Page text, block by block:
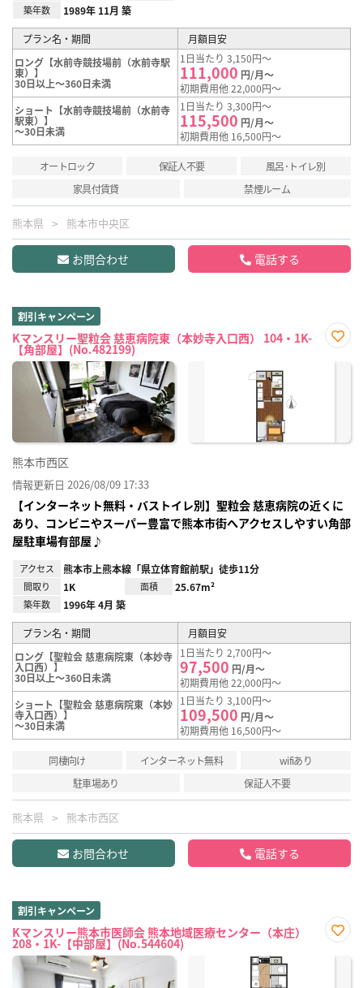
築年数 1989年 11月 築
プラン名・期間
月額目安
ロング【水前寺競技場前（水前寺駅
東）】
30日以上～360日未満
1日当たり 3,150円～
111,000 円/月～
初期費用他 22,000円～
ショート【水前寺競技場前（水前寺
駅東）】
～30日未満
1日当たり 3,300円～
115,500 円/月～
初期費用他 16,500円～
オートロック 保証人不要
風呂･トイレ別
家具付賃貸
禁煙ルーム
熊本県 熊本市中央区
お問合わせ 電話する
割引キャンペーン
Kマンスリー聖粒会 慈恵病院東（本妙寺入口西） 104・1K-
【角部屋】(No.482199)
に入
熊本市西区
情報更新日 2026/08/09 17:33
【インターネット無料・バストイレ別】聖粒会 慈恵病院の近くに
あり、コンビニやスーパー豊富で熊本市街へアクセスしやすい角部
屋駐車場有部屋♪
アクセス 熊本市上熊本線「県立体育館前駅」徒歩11分
間取り 1K 面積 25.67m²
築年数 1996年 4月 築
プラン名・期間
月額目安
ロング【聖粒会 慈恵病院東（本妙寺
入口西）】
30日以上～360日未満
1日当たり 2,700円～
97,500 円/月～
初期費用他 22,000円～
ショート【聖粒会 慈恵病院東（本妙
寺入口西）】
～30日未満
1日当たり 3,100円～
109,500 円/月～
初期費用他 16,500円～
同棲向け インターネット無料
wifiあり
駐車場あり
保証人不要
熊本県 熊本市西区
お問合わせ 電話する
割引キャンペーン
Kマンスリー熊本市医師会 熊本地域医療センター（本庄）
208・1K-【中部屋】(No.544604)
に入